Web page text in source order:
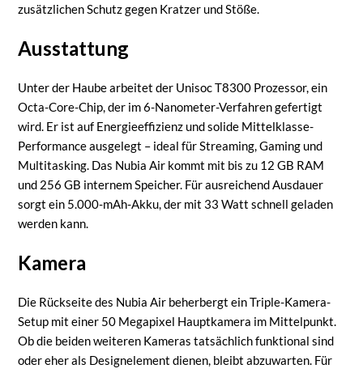
zusätzlichen Schutz gegen Kratzer und Stöße.
Ausstattung
Unter der Haube arbeitet der Unisoc T8300 Prozessor, ein
Octa-Core-Chip, der im 6-Nanometer-Verfahren gefertigt
wird. Er ist auf Energieeffizienz und solide Mittelklasse-
Performance ausgelegt – ideal für Streaming, Gaming und
Multitasking. Das Nubia Air kommt mit bis zu 12 GB RAM
und 256 GB internem Speicher. Für ausreichend Ausdauer
sorgt ein 5.000-mAh-Akku, der mit 33 Watt schnell geladen
werden kann.
Kamera
Die Rückseite des Nubia Air beherbergt ein Triple-Kamera-
Setup mit einer 50 Megapixel Hauptkamera im Mittelpunkt.
Ob die beiden weiteren Kameras tatsächlich funktional sind
oder eher als Designelement dienen, bleibt abzuwarten. Für